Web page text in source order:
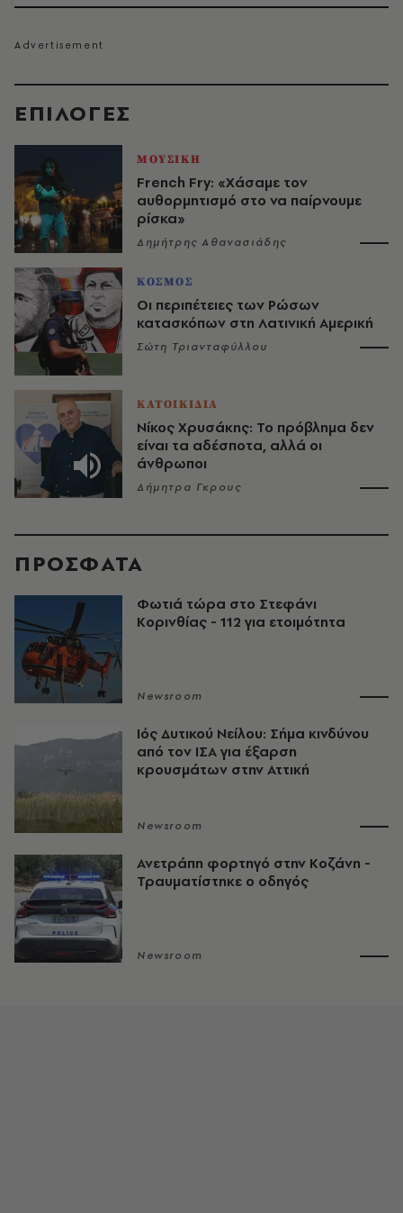
EΠΙΛΟΓΈΣ
ΜΟΥΣΙΚΗ
French Fry: «Χάσαμε τον
αυθορμητισμό στο να παίρνουμε
ρίσκα»
Δημήτρης Αθανασιάδης
ΚΟΣΜΟΣ
Οι περιπέτειες των Ρώσων
κατασκόπων στη Λατινική Αμερική
Σώτη Τριανταφύλλου
ΚΑΤΟΙΚΙΔΙΑ
Νίκος Χρυσάκης: Το πρόβλημα δεν
είναι τα αδέσποτα, αλλά οι
άνθρωποι
Δήμητρα Γκρους
ΠΡΟΣΦΑΤΑ
Φωτιά τώρα στο Στεφάνι
Κορινθίας - 112 για ετοιμότητα
Newsroom
Ιός Δυτικού Νείλου: Σήμα κινδύνου
από τον ΙΣΑ για έξαρση
κρουσμάτων στην Αττική
Newsroom
Ανετράπη φορτηγό στην Κοζάνη -
Τραυματίστηκε ο οδηγός
Newsroom